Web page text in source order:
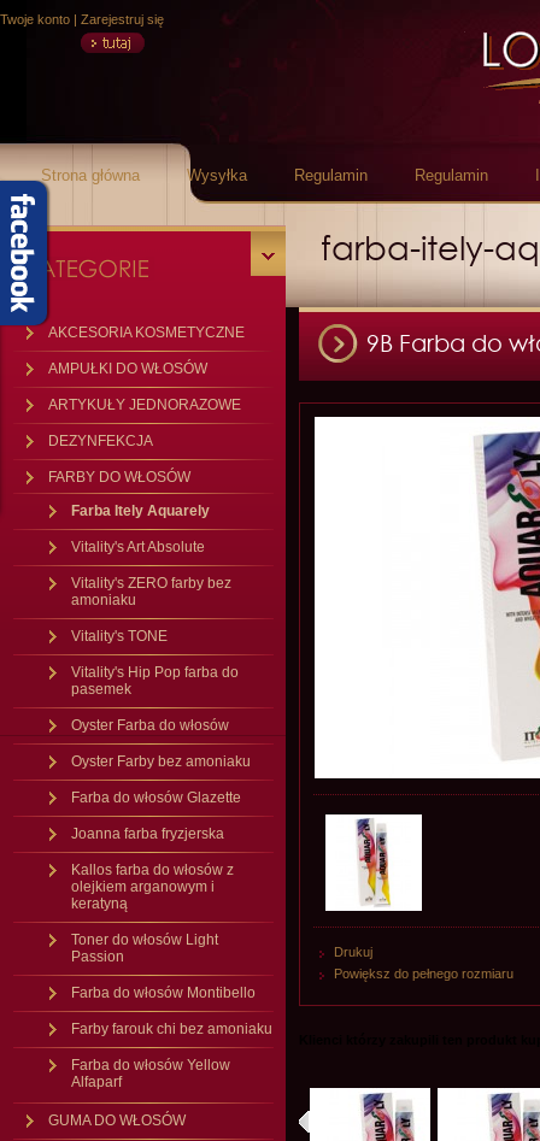
Twoje konto | Zarejestruj się
Strona główna Wysyłka Regulamin Regulamin
AKCESORIA KOSMETYCZNE
AMPUŁKI DO WŁOSÓW
ARTYKUŁY JEDNORAZOWE
DEZYNFEKCJA
FARBY DO WŁOSÓW
Farba Itely Aquarely
Vitality's Art Absolute
Vitality's ZERO farby bez
amoniaku
Vitality's TONE
Vitality's Hip Pop farba do
pasemek
Oyster Farba do włosów
Oyster Farby bez amoniaku
Farba do włosów Glazette
Joanna farba fryzjerska
Kallos farba do włosów z
olejkiem arganowym i
keratyną
Toner do włosów Light
Passion
Farba do włosów Montibello
Farby farouk chi bez amoniaku
Farba do włosów Yellow
Alfaparf
GUMA DO WŁOSÓW
farba-itely-
9B Farba do
Drukuj
Powiększ do pełnego rozmiaru